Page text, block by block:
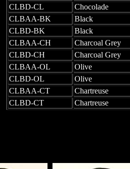
CLBD-CL
Chocolade
CLBAA-BK
Black
CLBD-BK
Black
CLBAA-CH
Charcoal Grey
CLBD-CH
Charcoal Grey
CLBAA-OL
Olive
CLBD-OL
Olive
CLBAA-CT
Chartreuse
CLBD-CT
Chartreuse